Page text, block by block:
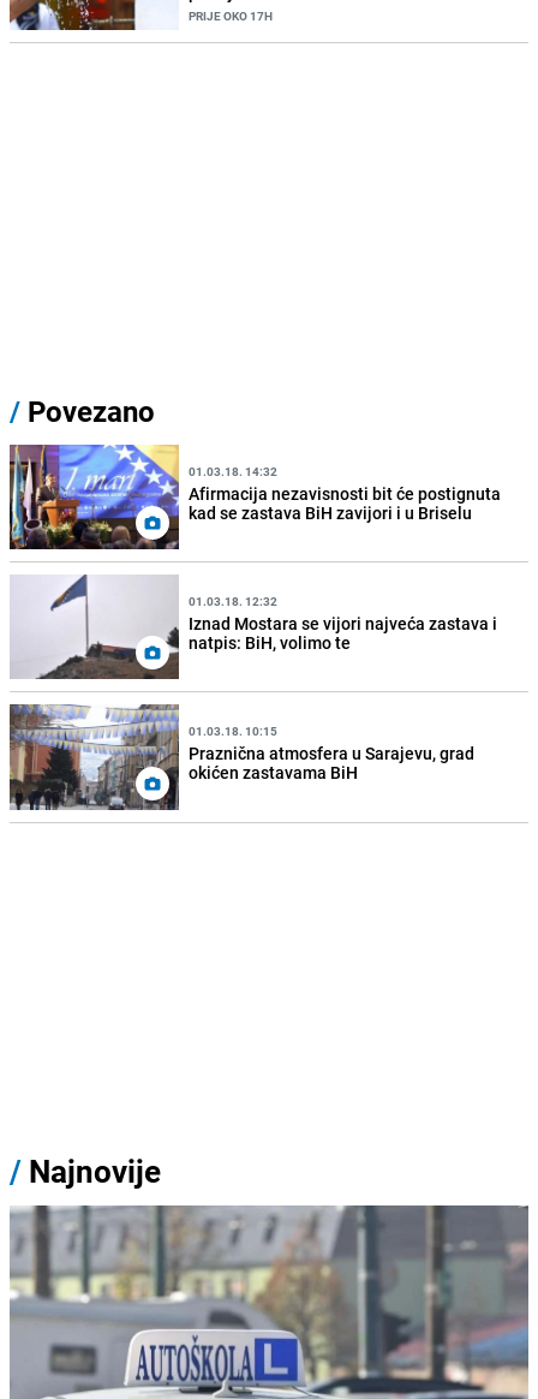
PRIJE OKO 17H
/ Povezano
01.03.18. 14:32
Afirmacija nezavisnosti bit će postignuta
kad se zastava BiH zavijori i u Briselu
01.03.18. 12:32
Iznad Mostara se vijori najveća zastava i
natpis: BiH, volimo te
01.03.18. 10:15
Praznična atmosfera u Sarajevu, grad
okićen zastavama BiH
/ Najnovije